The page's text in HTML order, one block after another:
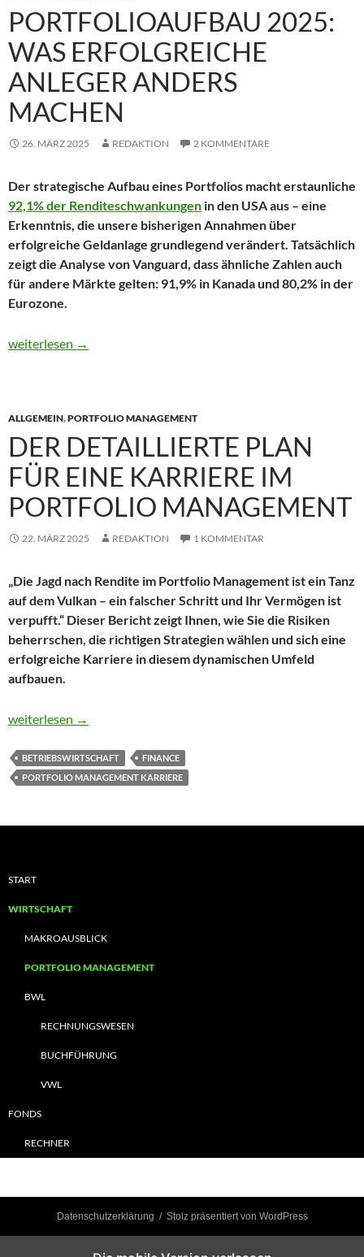
PORTFOLIOAUFBAU 2025:
WAS ERFOLGREICHE
ANLEGER ANDERS
MACHEN
26. MÄRZ 2025 REDAKTION 2 KOMMENTARE
Der strategische Aufbau eines Portfolios macht erstaunliche
92,1% der Renditeschwankungen in den USA aus – eine
Erkenntnis, die unsere bisherigen Annahmen über
erfolgreiche Geldanlage grundlegend verändert. Tatsächlich
zeigt die Analyse von Vanguard, dass ähnliche Zahlen auch
für andere Märkte gelten: 91,9% in Kanada und 80,2% in der
Eurozone.
Portfolioaufbau 2025: Was erfolgreiche Anleger anders machen
weiterlesen →
ALLGEMEIN,PORTFOLIO MANAGEMENT
DER DETAILLIERTE PLAN
FÜR EINE KARRIERE IM
PORTFOLIO MANAGEMENT
22. MÄRZ 2025 REDAKTION 1 KOMMENTAR
„Die Jagd nach Rendite im Portfolio Management ist ein Tanz
auf dem Vulkan – ein falscher Schritt und Ihr Vermögen ist
verpufft.“ Dieser Bericht zeigt Ihnen, wie Sie die Risiken
beherrschen, die richtigen Strategien wählen und sich eine
erfolgreiche Karriere in diesem dynamischen Umfeld
aufbauen.
Der detaillierte Plan für eine Karriere im Portfolio Management
weiterlesen →
BETRIEBSWIRTSCHAFT
FINANCE
PORTFOLIO MANAGEMENT KARRIERE
START
WIRTSCHAFT
MAKROAUSBLICK
PORTFOLIO MANAGEMENT
BWL
RECHNUNGSWESEN
BUCHFÜHRUNG
VWL
FONDS
RECHNER
Datenschutzerklärung Stolz präsentiert von WordPress